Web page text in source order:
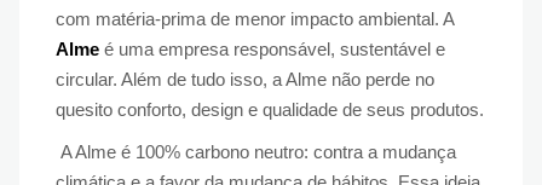
com matéria-prima de menor impacto ambiental. A
Alme é uma empresa responsável, sustentável e
circular. Além de tudo isso, a Alme não perde no
quesito conforto, design e qualidade de seus produtos.
A Alme é 100% carbono neutro: contra a mudança